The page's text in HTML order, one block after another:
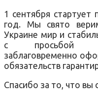
1 сентября стартует
год. Мы свято
Украине мир и
с просьбой
заблаговременно
обязательств
Спасибо за то, что вы